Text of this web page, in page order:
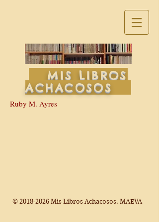
MIS LIBROS
ACHACOSOS
Ruby M. Ayres
© 2018-2026 Mis Libros Achacosos. MAEVA